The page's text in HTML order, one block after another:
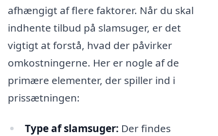
afhængigt af flere faktorer. Når du skal
indhente tilbud på slamsuger, er det
vigtigt at forstå, hvad der påvirker
omkostningerne. Her er nogle af de
primære elementer, der spiller ind i
prissætningen:
Type af slamsuger: Der findes